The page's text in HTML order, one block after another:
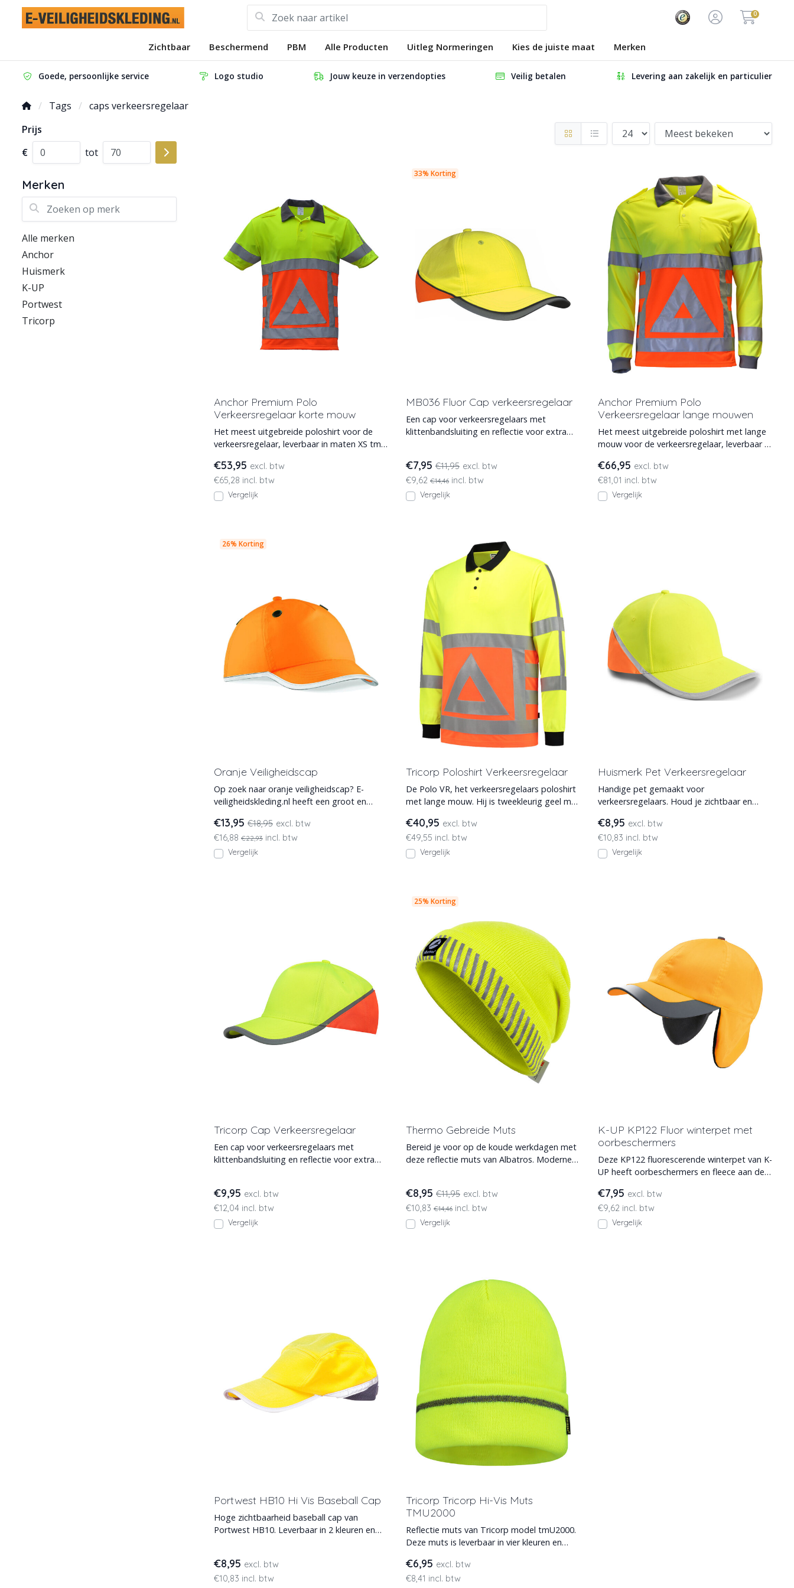
0
Zichtbaar Beschermend PBM Alle Producten Uitleg Normeringen Kies de juiste maat Merken
Goede, persoonlijke service Logo studio Jouw keuze in verzendopties Veilig betalen Levering aan zakelijk en particulier
Tags
caps verkeersregelaar
Prijs
€
tot
Merken
Zoeken op merk
Alle merken
Anchor
Huismerk
K-UP
Portwest
Tricorp
Anchor Premium Polo
Verkeersregelaar korte mouw
Het meest uitgebreide poloshirt voor de
verkeersregelaar, leverbaar in maten XS tm
€53,95 excl. btw
€65,28 incl. btw
Vergelijk
33% Korting
MB036 Fluor Cap verkeersregelaar
Een cap voor verkeersregelaars met
klittenbandsluiting en reflectie voor extra
€7,95 €11,95 excl. btw
€9,62 €14,46incl. btw
Vergelijk
Anchor Premium Polo
Verkeersregelaar lange mouwen
Het meest uitgebreide poloshirt met lange
mouw voor de verkeersregelaar, leverbaar in
€66,95 excl. btw
€81,01 incl. btw
Vergelijk
26% Korting
Oranje Veiligheidscap
Op zoek naar oranje veiligheidscap? E-
veiligheidskleding.nl heeft een groot en
€13,95 €18,95 excl. btw
€16,88 €22,93 incl. btw
Vergelijk
Tricorp Poloshirt Verkeersregelaar
De Polo VR, het verkeersregelaars poloshirt
met lange mouw. Hij is tweekleurig geel met
€40,95 excl. btw
€49,55 incl. btw
Vergelijk
Huismerk Pet Verkeersregelaar
Handige pet gemaakt voor
verkeersregelaars. Houd je zichtbaar en
€8,95 excl. btw
€10,83 incl. btw
Vergelijk
Tricorp Cap Verkeersregelaar
Een cap voor verkeersregelaars met
klittenbandsluiting en reflectie voor extra
€9,95 excl. btw
€12,04 incl. btw
Vergelijk
25% Korting
Thermo Gebreide Muts
Bereid je voor op de koude werkdagen met
deze reflectie muts van Albatros. Moderne
€8,95 €11,95 excl. btw
€10,83 €14,46incl. btw
Vergelijk
K-UP KP122 Fluor winterpet met
oorbeschermers
Deze KP122 fluorescerende winterpet van K-
UP heeft oorbeschermers en fleece aan de
€7,95 excl. btw
€9,62 incl. btw
Vergelijk
Portwest HB10 Hi Vis Baseball Cap
Hoge zichtbaarheid baseball cap van
Portwest HB10. Leverbaar in 2 kleuren en
€8,95 excl. btw
€10,83 incl. btw
Tricorp Tricorp Hi-Vis Muts
TMU2000
Reflectie muts van Tricorp model tmU2000.
Deze muts is leverbaar in vier kleuren en
€6,95 excl. btw
€8,41 incl. btw